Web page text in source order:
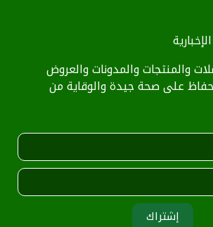
والمنتجات والمدونات والعروض
على صحة جيدة والوقاية من
إشتراك